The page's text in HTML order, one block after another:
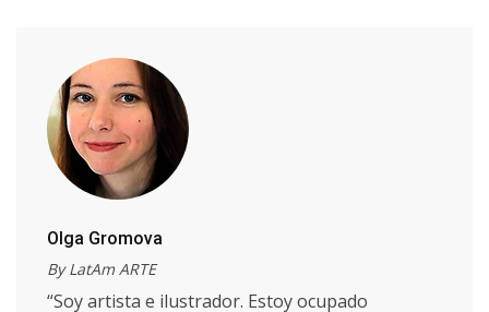
Olga Gromova
By LatAm ARTE
“Soy artista e ilustrador. Estoy ocupado